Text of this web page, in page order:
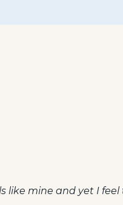
like mine and yet I